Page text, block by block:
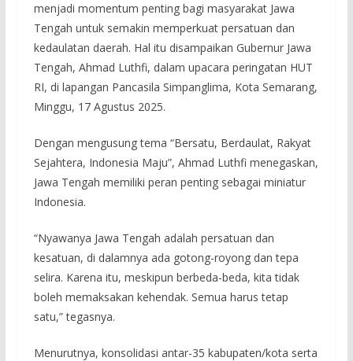
menjadi momentum penting bagi masyarakat Jawa
Tengah untuk semakin memperkuat persatuan dan
kedaulatan daerah. Hal itu disampaikan Gubernur Jawa
Tengah, Ahmad Luthfi, dalam upacara peringatan HUT
RI, di lapangan Pancasila Simpanglima, Kota Semarang,
Minggu, 17 Agustus 2025.
Dengan mengusung tema “Bersatu, Berdaulat, Rakyat
Sejahtera, Indonesia Maju”, Ahmad Luthfi menegaskan,
Jawa Tengah memiliki peran penting sebagai miniatur
Indonesia.
“Nyawanya Jawa Tengah adalah persatuan dan
kesatuan, di dalamnya ada gotong-royong dan tepa
selira. Karena itu, meskipun berbeda-beda, kita tidak
boleh memaksakan kehendak. Semua harus tetap
satu,” tegasnya.
Menurutnya, konsolidasi antar-35 kabupaten/kota serta